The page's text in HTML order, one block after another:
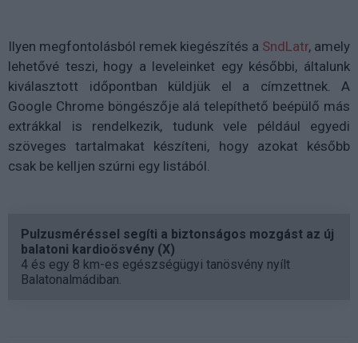
Ilyen megfontolásból remek kiegészítés a SndLatr, amely
lehetővé teszi, hogy a leveleinket egy későbbi, általunk
kiválasztott időpontban küldjük el a címzettnek. A
Google Chrome böngészője alá telepíthető beépülő más
extrákkal is rendelkezik, tudunk vele például egyedi
szöveges tartalmakat készíteni, hogy azokat később
csak be kelljen szúrni egy listából.
Pulzusméréssel segíti a biztonságos mozgást az új
balatoni kardioösvény (X)
4 és egy 8 km-es egészségügyi tanösvény nyílt
Balatonalmádiban.